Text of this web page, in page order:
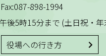
898-1994
後5時15分まで (土日祝・
役場への行き方